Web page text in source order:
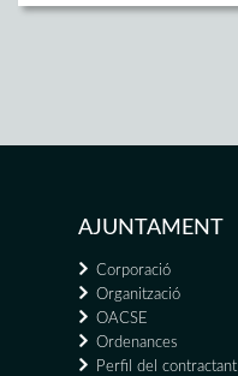
AJUNTAMENT
Corporació
Organització
OACSE
Ordenances
Perfil del contractant